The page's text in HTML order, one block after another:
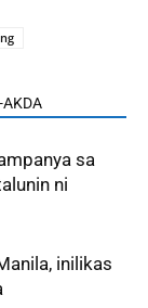
AKDA
sa
ni
inilikas